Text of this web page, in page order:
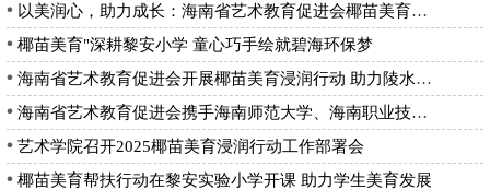
以美润心，助力成长：海南省艺术教育促进会椰苗美育浸润行动计划...
椰苗美育"深耕黎安小学 童心巧手绘就碧海环保梦
海南省艺术教育促进会开展椰苗美育浸润行动 助力陵水黎安实验小...
海南省艺术教育促进会携手海南师范大学、海南职业技术学院赴陵水...
艺术学院召开2025椰苗美育浸润行动工作部署会
椰苗美育帮扶行动在黎安实验小学开课 助力学生美育发展